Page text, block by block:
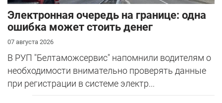
Электронная очередь на границе: одна
ошибка может стоить денег
07 августа 2026
В РУП "Белтаможсервис" напомнили водителям о
необходимости внимательно проверять данные
при регистрации в системе электр...